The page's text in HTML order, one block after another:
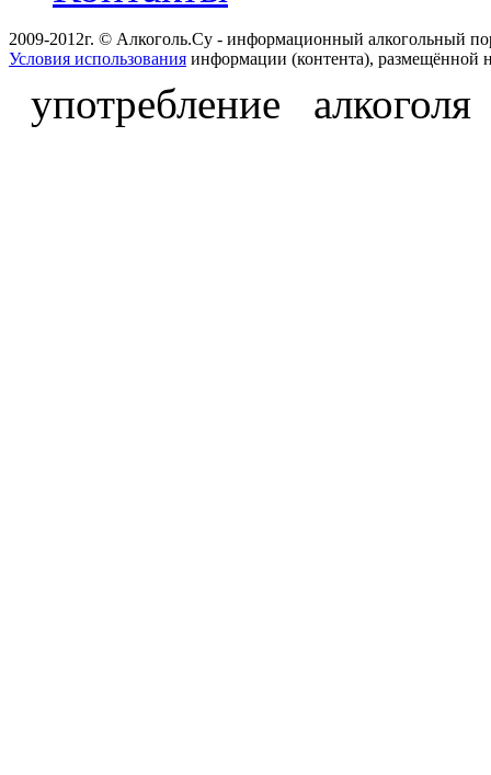
2009-2012г. © Алкоголь.Су - информационный алкогольный
Условия использования информации (контента), размещённой
употребление